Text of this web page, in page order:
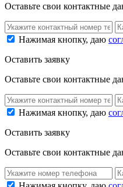
Оставьте свои контактные
Нажимая кнопку, даю
Оставить заявку
Оставьте свои контактные
Нажимая кнопку, даю
Оставить заявку
Оставьте свои контактные